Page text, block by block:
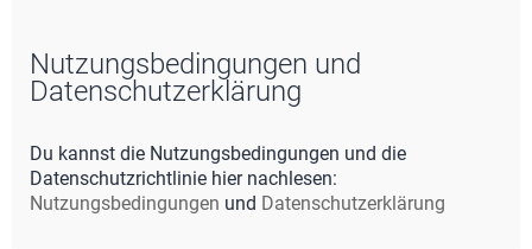
Nutzungsbedingungen und
Datenschutzerklärung
Du kannst die Nutzungsbedingungen und die
Datenschutzrichtlinie hier nachlesen:
Nutzungsbedingungen und Datenschutzerklärung